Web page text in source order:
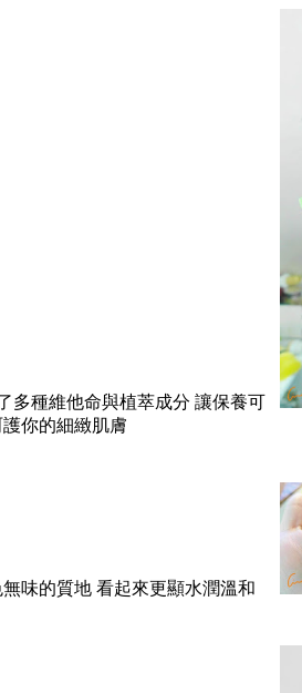
多種維他命與植萃成分 讓保養可
你的細緻肌膚
味的質地 看起來更顯水潤溫和